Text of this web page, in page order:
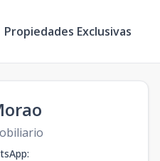
Propiedades Exclusivas
: